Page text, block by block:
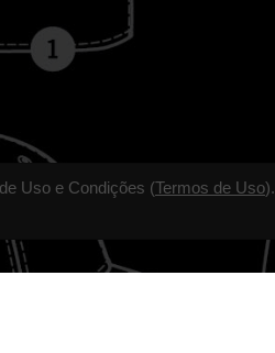
Uso e Condições (Termos de Uso).